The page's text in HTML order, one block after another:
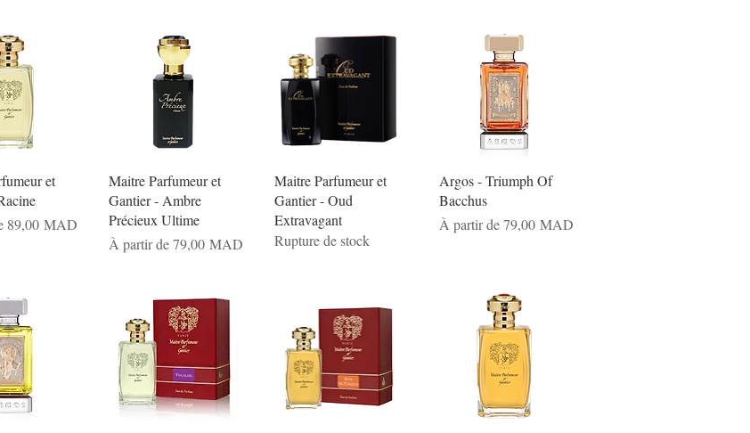
et
89,00 MAD
Maitre Parfumeur et
Gantier - Ambre
Précieux Ultime
À partir de79,00 MAD
Prix promotionnel
Maitre Parfumeur et
Gantier - Oud
Extravagant
Rupture de stock
Argos - Triumph Of
Bacchus
À partir de79,00 MAD
Prix promotionnel